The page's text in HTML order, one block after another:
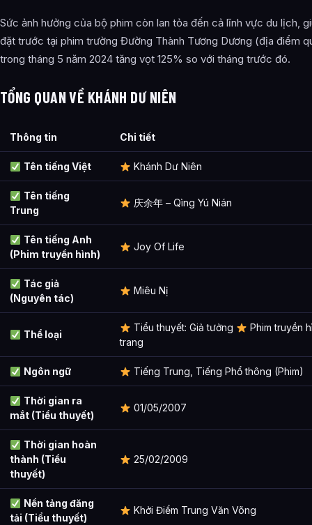
Sức ảnh hưởng của bộ phim còn lan tỏa đến cả lĩnh vực du lịch,
đặt trước tại phim trường Đường Thành Tương Dương (địa điểm
trong tháng 5 năm 2024 tăng vọt 125% so với tháng trước đó.
TỔNG QUAN VỀ KHÁNH DƯ NIÊN
Thông tin Chi tiết
Tên tiếng Việt Khánh Dư Niên
Tên tiếng
Trung
庆余年 – Qìng Yú Nián
Tên tiếng Anh
(Phim truyền hình)
Joy Of Life
Tác giả
(Nguyên tác)
Miêu Nị
Thể loại
Tiểu thuyết: Giả tưởng
Phim truyền
trang
Ngôn ngữ Tiếng Trung, Tiếng Phổ thông (Phim)
Thời gian ra
mắt (Tiểu thuyết)
01/05/2007
Thời gian hoàn
thành (Tiểu
thuyết)
25/02/2009
Nền tảng đăng
tải (Tiểu thuyết)
Khởi Điểm Trung Văn Võng